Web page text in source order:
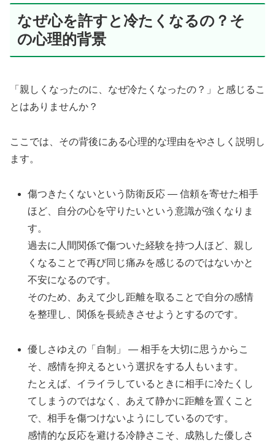
なぜ心を許すと冷たくなるの？そ
の心理的背景
「親しくなったのに、なぜ冷たくなったの？」と感じるこ
とはありませんか？
ここでは、その背後にある心理的な理由をやさしく説明し
ます。
傷つきたくないという防衛反応 — 信頼を寄せた相手
ほど、自分の心を守りたいという意識が強くなりま
す。
過去に人間関係で傷ついた経験を持つ人ほど、親し
くなることで再び同じ痛みを感じるのではないかと
不安になるのです。
そのため、あえて少し距離を取ることで自分の感情
を整理し、関係を長続きさせようとするのです。
優しさゆえの「自制」 — 相手を大切に思うからこ
そ、感情を抑えるという選択をする人もいます。
たとえば、イライラしているときに相手に冷たくし
てしまうのではなく、あえて静かに距離を置くこと
で、相手を傷つけないようにしているのです。
感情的な反応を避ける冷静さこそ、成熟した優しさ